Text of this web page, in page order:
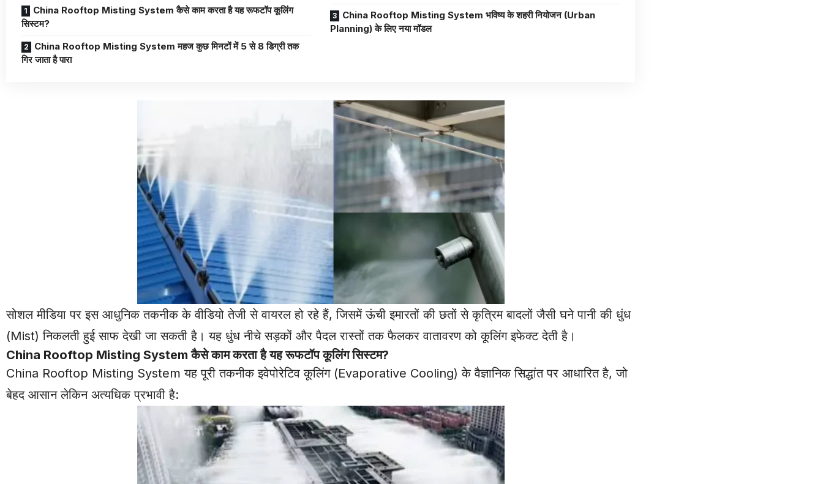
China Rooftop Misting System कैसे काम करता है यह रूफटॉप कूलिंग
सिस्टम?
China Rooftop Misting System महज कुछ मिनटों में 5 से 8 डिग्री तक
गिर जाता है पारा
China Rooftop Misting System भविष्य के शहरी नियोजन (Urban
Planning) के लिए नया मॉडल
सोशल मीडिया पर इस आधुनिक तकनीक के वीडियो तेजी से वायरल हो रहे हैं, जिसमें ऊंची इमारतों की छतों से कृत्रिम बादलों जैसी घने पानी की धुंध
(Mist) निकलती हुई साफ देखी जा सकती है। यह धुंध नीचे सड़कों और पैदल रास्तों तक फैलकर वातावरण को कूलिंग इफेक्ट देती है।
China Rooftop Misting System कैसे काम करता है यह रूफटॉप कूलिंग सिस्टम?
China Rooftop Misting System यह पूरी तकनीक इवेपोरेटिव कूलिंग (Evaporative Cooling) के वैज्ञानिक सिद्धांत पर आधारित है, जो
बेहद आसान लेकिन अत्यधिक प्रभावी है: